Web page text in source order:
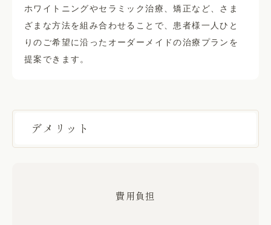
ホワイトニングやセラミック治療、矯正など、さま
ざまな方法を組み合わせることで、患者様一人ひと
りのご希望に沿ったオーダーメイドの治療プランを
提案できます。
デメリット
費用負担